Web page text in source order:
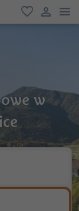
ulubione
link
w